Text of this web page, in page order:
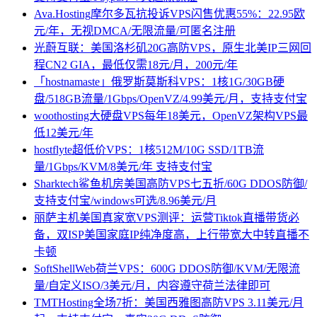
Ava.Hosting摩尔多瓦抗投诉VPS闪售优惠55%：22.95欧
元/年，无视DMCA/无限流量/可匿名注册
光蔚互联：美国洛杉矶20G高防VPS，原生北美IP三网回
程CN2 GIA，最低仅需18元/月，200元/年
「hostnamaste」俄罗斯莫斯科VPS：1核1G/30GB硬
盘/518GB流量/1Gbps/OpenVZ/4.99美元/月，支持支付宝
woothosting大硬盘VPS每年18美元，OpenVZ架构VPS最
低12美元/年
hostflyte超低价VPS：1核512M/10G SSD/1TB流
量/1Gbps/KVM/8美元/年 支持支付宝
Sharktech鲨鱼机房美国高防VPS七五折/60G DDOS防御/
支持支付宝/windows可选/8.96美元/月
丽萨主机美国真家宽VPS测评：运营Tiktok直播带货必
备，双ISP美国家庭IP纯净度高，上行带宽大中转直播不
卡顿
SoftShellWeb荷兰VPS：600G DDOS防御/KVM/无限流
量/自定义ISO/3美元/月，内容遵守荷兰法律即可
TMTHosting全场7折：美国西雅图高防VPS 3.11美元/月